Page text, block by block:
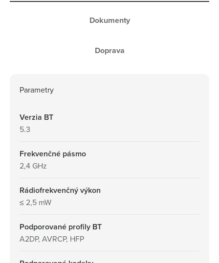
Parametry
Verzia BT
5.3
Frekvenčné pásmo
2,4 GHz
Rádiofrekvenčný výkon
≤ 2,5 mW
Podporované profily BT
A2DP, AVRCP, HFP
Dokumenty
Doprava